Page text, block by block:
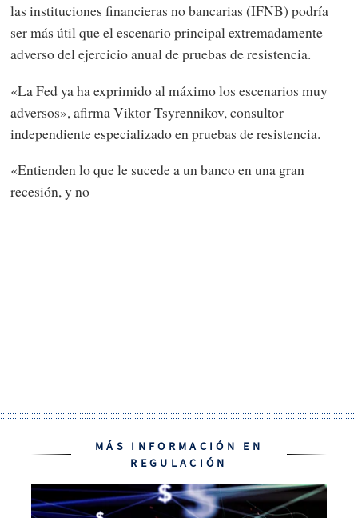
las instituciones financieras no bancarias (IFNB) podría
ser más útil que el escenario principal extremadamente
adverso del ejercicio anual de pruebas de resistencia.
«La Fed ya ha exprimido al máximo los escenarios muy
adversos», afirma Viktor Tsyrennikov, consultor
independiente especializado en pruebas de resistencia.
«Entienden lo que le sucede a un banco en una gran
recesión, y no
MÁS INFORMACIÓN EN
REGULACIÓN